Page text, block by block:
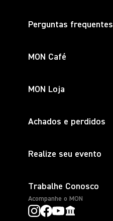
Perguntas frequentes
MON Café
MON Loja
Achados e perdidos
Realize seu evento
Trabalhe Conosco
Acompanhe o MON